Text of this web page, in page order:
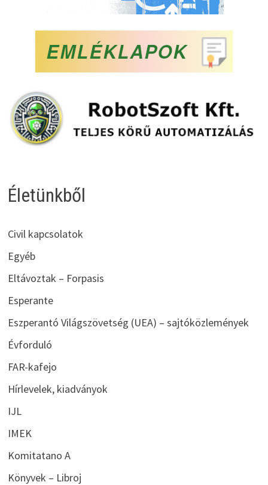
Életünkből
Civil kapcsolatok
Egyéb
Eltávoztak – Forpasis
Esperante
Eszperantó Világszövetség (UEA) – sajtóközlemények
Évforduló
FAR-kafejo
Hírlevelek, kiadványok
IJL
IMEK
Komitatano A
Könyvek – Libroj